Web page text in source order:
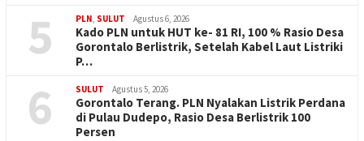
5 PLN, SULUT Agustus 6, 2026
Kado PLN untuk HUT ke- 81 RI, 100 % Rasio Desa
Gorontalo Berlistrik, Setelah Kabel Laut Listriki
P…
6 SULUT Agustus 5, 2026
Gorontalo Terang. PLN Nyalakan Listrik Perdana
di Pulau Dudepo, Rasio Desa Berlistrik 100
Persen